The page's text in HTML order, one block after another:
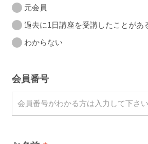
元会員
過去に1日講座を受講したことがあ
わからない
会員番号